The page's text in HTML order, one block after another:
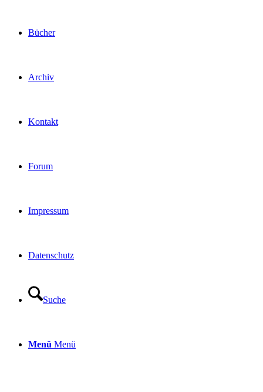
Bücher
Archiv
Kontakt
Forum
Impressum
Datenschutz
Suche
Menü Menü